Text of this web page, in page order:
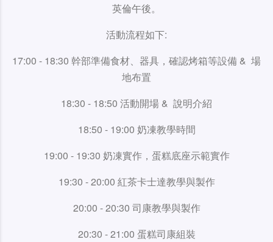
英倫午後。
活動流程如下:
17:00 - 18:30 幹部準備食材、器具，確認烤箱等設備 & 場
地布置
18:30 - 18:50 活動開場 & 說明介紹
18:50 - 19:00 奶凍教學時間
19:00 - 19:30 奶凍實作，蛋糕底座示範實作
19:30 - 20:00 紅茶卡士達教學與製作
20:00 - 20:30 司康教學與製作
20:30 - 21:00 蛋糕司康組裝